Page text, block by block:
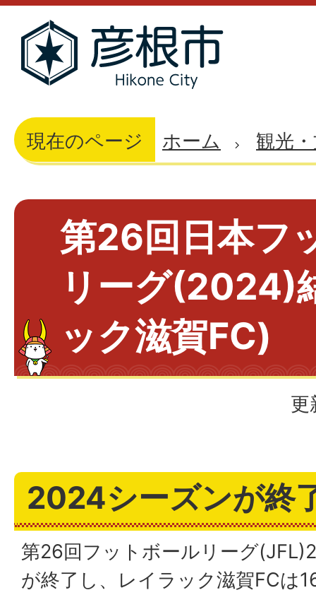
現在のページ ホーム 観光
第26回日本フ
リーグ(2024)
ック滋賀FC)
更
2024シーズンが終
第26回フットボールリーグ
が終了し、レイラック滋賀FCは